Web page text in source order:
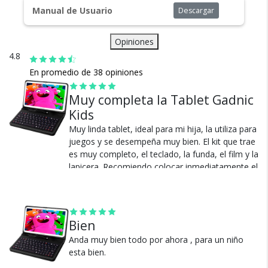
Tipo: Capacitiva
Multitouch: 10 puntos de contacto
Dimensiones de pantalla: 21.5cm * 13.5 cm
Conectividad:
Ranura para NANO CHIP (Función telefonía Celular +
4G)
Ranura para Micro SD (Soporta Micro SD hasta
128GB)
Bluetooth 4.0
Wi-Fi
USB tipo C
Auriculares 3.5mm
Material: Semi Cuerina
Alta calidad
Color negro
Cierre Magnético
Manual de Usuario Descargar
Opiniones
4.8
En promedio de 38 opiniones
Muy completa la Tablet Gadnic
Kids
Muy linda tablet, ideal para mi hija, la utiliza para
juegos y se desempeña muy bien. El kit que trae
es muy completo, el teclado, la funda, el film y la
lapicera. Recomiendo colocar inmediatamente el
Ver más
Bien
Anda muy bien todo por ahora , para un niño
esta bien.
cuentan con seguro total.
Cambios y Devoluciones
Te damos 30 días de prueba.
Si no es lo que esperabas, te devolvemos tu
dinero.